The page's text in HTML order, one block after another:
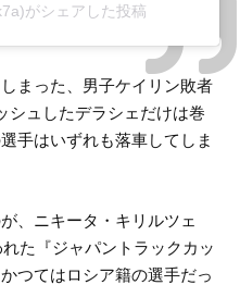
がシェアした投稿
まった、男子ケイリン敗者
シュしたデラシェだけは巻
手はいずれも落車してしま
、ニキータ・キリルツェ
た『ジャパントラックカッ
つてはロシア籍の選手だっ